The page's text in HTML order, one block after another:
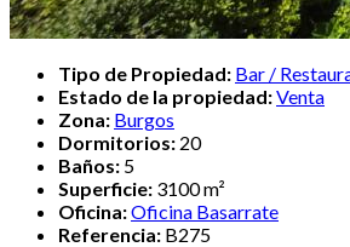
Tipo de Propiedad: Bar /
Estado de la propiedad:Venta
Zona: Burgos
Dormitorios: 20
Baños: 5
Superficie: 3100 m²
Oficina:Oficina Basarrate
Referencia: B275